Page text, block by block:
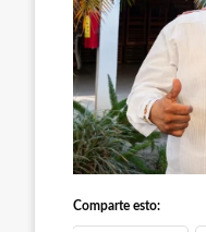
Comparte esto: